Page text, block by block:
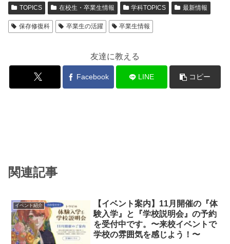
TOPICS 在校生・卒業生情報 学科TOPICS 最新情報
保存修復科 卒業生の活躍 卒業生情報
友達に教える
Facebook LINE コピー
関連記事
イベント紹介
【イベント案内】11月開催の『体
験入学』と『学校説明会』の予約
を受付中です。〜来校イベントで
学校の雰囲気を感じよう！〜